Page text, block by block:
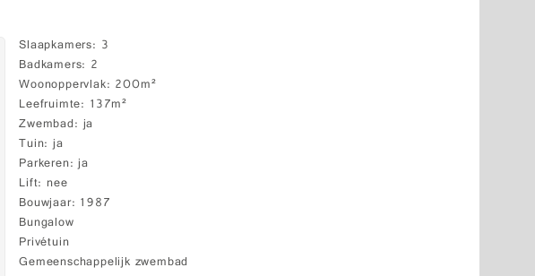
Slaapkamers 3
Badkamers 2
Woonoppervlak 200m²
Leefruimte 137m²
Zwembad ja
Tuin ja
Parkeren ja
Lift nee
Bouwjaar 1987
Bungalow
Privétuin
Gemeenschappelijk zwembad